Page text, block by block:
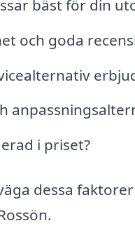
bäst för din
och goda
i priset?
dessa